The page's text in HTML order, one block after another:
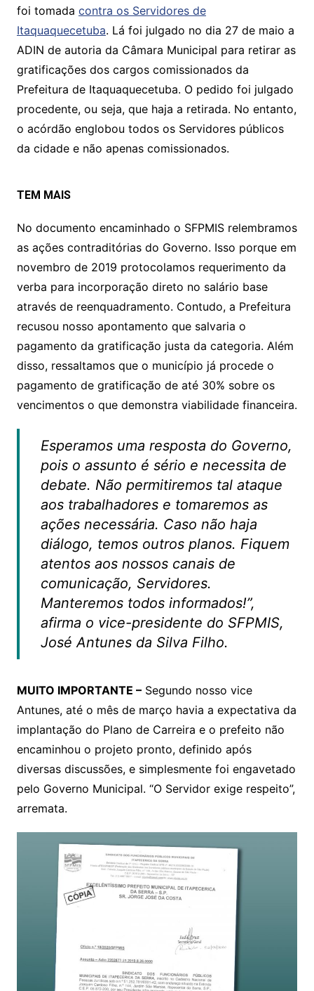
foi tomada contra os Servidores de
Itaquaquecetuba. Lá foi julgado no dia 27 de maio a
ADIN de autoria da Câmara Municipal para retirar as
gratificações dos cargos comissionados da
Prefeitura de Itaquaquecetuba. O pedido foi julgado
procedente, ou seja, que haja a retirada. No entanto,
o acórdão englobou todos os Servidores públicos
da cidade e não apenas comissionados.
TEM MAIS
No documento encaminhado o SFPMIS relembramos
as ações contraditórias do Governo. Isso porque em
novembro de 2019 protocolamos requerimento da
verba para incorporação direto no salário base
através de reenquadramento. Contudo, a Prefeitura
recusou nosso apontamento que salvaria o
pagamento da gratificação justa da categoria. Além
disso, ressaltamos que o município já procede o
pagamento de gratificação de até 30% sobre os
vencimentos o que demonstra viabilidade financeira.
Esperamos uma resposta do Governo,
pois o assunto é sério e necessita de
debate. Não permitiremos tal ataque
aos trabalhadores e tomaremos as
ações necessária. Caso não haja
diálogo, temos outros planos. Fiquem
atentos aos nossos canais de
comunicação, Servidores.
Manteremos todos informados!”,
afirma o vice-presidente do SFPMIS,
José Antunes da Silva Filho.
MUITO IMPORTANTE –Segundo nosso vice
Antunes, até o mês de março havia a expectativa da
implantação do Plano de Carreira e o prefeito não
encaminhou o projeto pronto, definido após
diversas discussões, e simplesmente foi engavetado
pelo Governo Municipal. “O Servidor exige respeito”,
arremata.